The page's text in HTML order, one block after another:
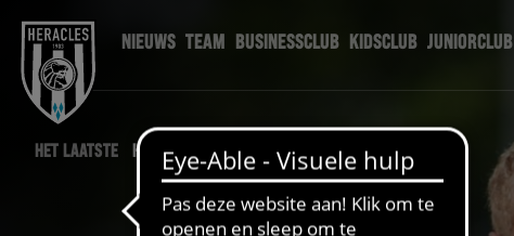
NIEUWS TEAM BUSINESSCLUB KIDSCLUB JUNIORCLUB
HET LAATSTE HERACLES NIEUWS